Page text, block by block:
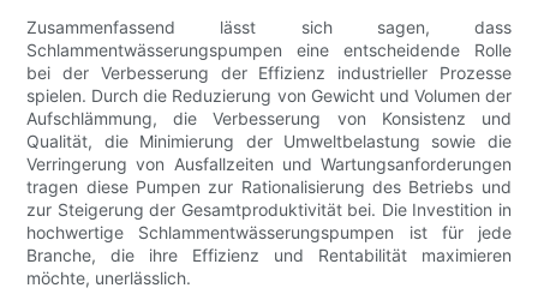
Zusammenfassend lässt sich sagen, dass
Schlammentwässerungspumpen eine entscheidende Rolle
bei der Verbesserung der Effizienz industrieller Prozesse
spielen. Durch die Reduzierung von Gewicht und Volumen der
Aufschlämmung, die Verbesserung von Konsistenz und
Qualität, die Minimierung der Umweltbelastung sowie die
Verringerung von Ausfallzeiten und Wartungsanforderungen
tragen diese Pumpen zur Rationalisierung des Betriebs und
zur Steigerung der Gesamtproduktivität bei. Die Investition in
hochwertige Schlammentwässerungspumpen ist für jede
Branche, die ihre Effizienz und Rentabilität maximieren
möchte, unerlässlich.